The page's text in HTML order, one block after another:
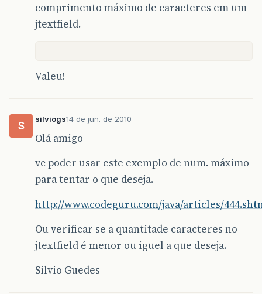
comprimento máximo de caracteres em um
jtextfield.
Valeu!
S
silviogs14 de jun. de 2010
Olá amigo
vc poder usar este exemplo de num. máximo
para tentar o que deseja.
http://www.codeguru.com/java/articles/
Ou verificar se a quantitade caracteres no
jtextfield é menor ou iguel a que deseja.
Silvio Guedes